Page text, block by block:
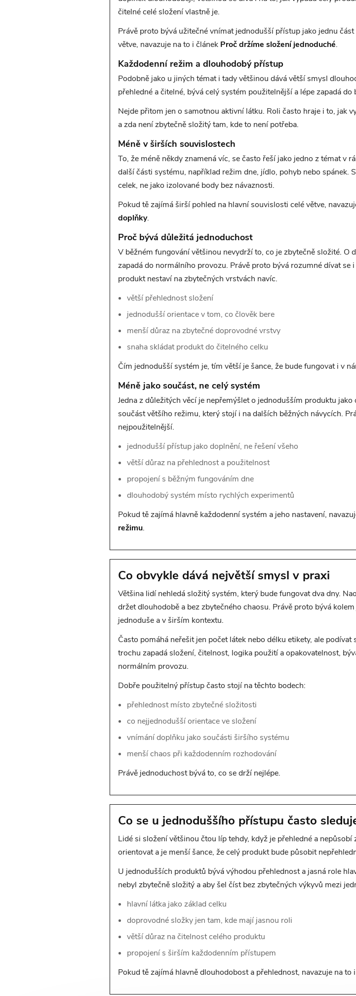
čitelné celé složení vlastně je.
Právě proto bývá užitečné vnímat jednodušší přístup jako jednu
větve, navazuje na to i článek Proč držíme složení jednoduché.
Každodenní režim a dlouhodobý přístup
Podobně jako u jiných témat i tady většinou dává větší smysl
přehledné a čitelné, bývá celý systém použitelnější a lépe zapadá do
Nejde přitom jen o samotnou aktivní látku. Roli často hraje i to, jak
a zda není zbytečně složitý tam, kde to není potřeba.
Méně v širších souvislostech
To, že méně někdy znamená víc, se často řeší jako jedno z témat v
další části systému, například režim dne, jídlo, pohyb nebo spánek.
celek, ne jako izolované body bez návaznosti.
Pokud tě zajímá širší pohled na hlavní souvislosti celé větve,
doplňky.
Proč bývá důležitá jednoduchost
V běžném fungování většinou nevydrží to, co je zbytečně složité. O
zapadá do normálního provozu. Právě proto bývá rozumné dívat
produkt nestaví na zbytečných vrstvách navíc.
větší přehlednost složení
jednodušší orientace v tom, co člověk bere
menší důraz na zbytečné doprovodné vrstvy
snaha skládat produkt do čitelného celku
Čím jednodušší systém je, tím větší je šance, že bude fungovat i v
Méně jako součást, ne celý systém
Jedna z důležitých věcí je nepřemýšlet o jednodušším produktu
součást většího režimu, který stojí i na dalších běžných návycích.
nejpoužitelnější.
jednodušší přístup jako doplnění, ne řešení všeho
větší důraz na přehlednost a použitelnost
propojení s běžným fungováním dne
dlouhodobý systém místo rychlých experimentů
Pokud tě zajímá hlavně každodenní systém a jeho nastavení,
režimu.
Co obvykle dává největší smysl v praxi
Většina lidí nehledá složitý systém, který bude fungovat dva dny.
držet dlouhodobě a bez zbytečného chaosu. Právě proto bývá
jednoduše a v širším kontextu.
Často pomáhá neřešit jen počet látek nebo délku etikety, ale
trochu zapadá složení, čitelnost, logika použití a opakovatelnost,
normálním provozu.
Dobře použitelný přístup často stojí na těchto bodech:
přehlednost místo zbytečné složitosti
co nejjednodušší orientace ve složení
vnímání doplňku jako součásti širšího systému
menší chaos při každodenním rozhodování
Právě jednoduchost bývá to, co se drží nejlépe.
Co se u jednoduššího přístupu často
Lidé si složení většinou čtou líp tehdy, když je přehledné a
orientovat a je menší šance, že celý produkt bude působit
U jednodušších produktů bývá výhodou přehlednost a jasná role
nebyl zbytečně složitý a aby šel číst bez zbytečných výkyvů mezi
hlavní látka jako základ celku
doprovodné složky jen tam, kde mají jasnou roli
větší důraz na čitelnost celého produktu
propojení s širším každodenním přístupem
Pokud tě zajímá hlavně dlouhodobost a přehlednost, navazuje na to